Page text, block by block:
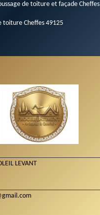
de toiture et façade Cheffes
toiture Cheffes 49125
LEVANT